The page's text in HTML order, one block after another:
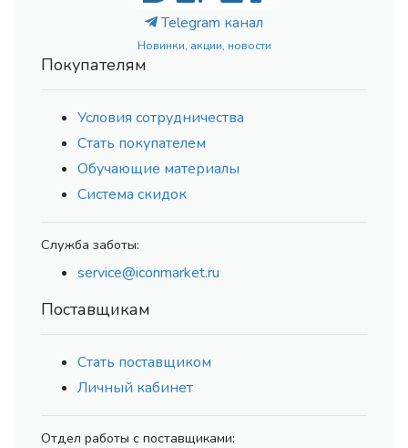
Telegram канал
Новинки, акции, новости
Покупателям
Условия сотрудничества
Стать покупателем
Обучающие материалы
Система скидок
Служба заботы:
service@iconmarket.ru
Поставщикам
Стать поставщиком
Личный кабинет
Отдел работы с поставщиками: